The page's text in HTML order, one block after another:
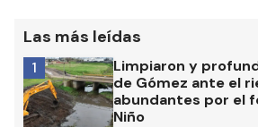
tres meses, en línea con las
Las más leídas